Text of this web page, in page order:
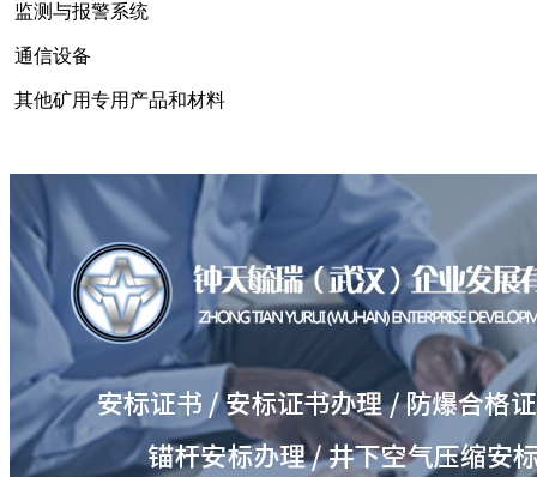
监测与报警系统
通信设备
其他矿用专用产品和材料